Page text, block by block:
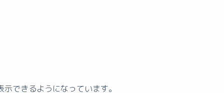
できるようになっています。